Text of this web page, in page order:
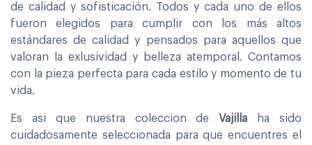
de calidad y sofisticación. Todos y cada uno de ellos
fueron elegidos para cumplir con los más altos
estándares de calidad y pensados para aquellos que
valoran la exlusividad y belleza atemporal. Contamos
con la pieza perfecta para cada estilo y momento de tu
vida.
Es asi que nuestra coleccion deVajilla ha sido
cuidadosamente seleccionada para que encuentres el